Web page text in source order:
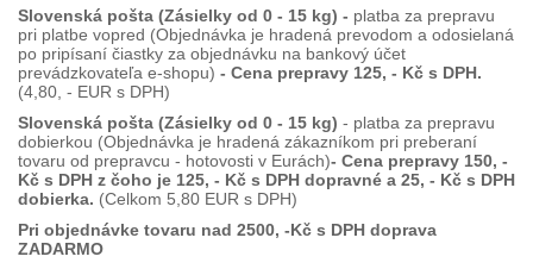
Slovenská pošta (Zásielky od 0 - 15 kg) - platba za prepravu
pri platbe vopred (Objednávka je hradená prevodom a odosielaná
po pripísaní čiastky za objednávku na bankový účet
prevádzkovateľa e-shopu) - Cena prepravy 125, - Kč s DPH.
(4,80, - EUR s DPH)
Slovenská pošta (Zásielky od 0 - 15 kg) - platba za prepravu
dobierkou (Objednávka je hradená zákazníkom pri preberaní
tovaru od prepravcu - hotovosti v Eurách)- Cena prepravy 150, -
Kč s DPH z čoho je 125, - Kč s DPH dopravné a 25, - Kč s DPH
dobierka. (Celkom 5,80 EUR s DPH)
Pri objednávke tovaru nad 2500, -Kč s DPH doprava
ZADARMO